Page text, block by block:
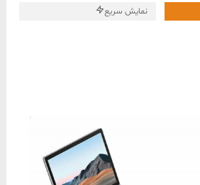
144,500,000 ﷼
است.
نمایش سریع